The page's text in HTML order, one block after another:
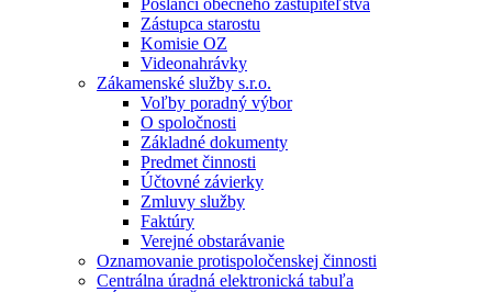
Poslanci obecného zastupiteľstva
Zástupca starostu
Komisie OZ
Videonahrávky
Zákamenské služby s.r.o.
Voľby poradný výbor
O spoločnosti
Základné dokumenty
Predmet činnosti
Účtovné závierky
Zmluvy služby
Faktúry
Verejné obstarávanie
Oznamovanie protispoločenskej činnosti
Centrálna úradná elektronická tabuľa